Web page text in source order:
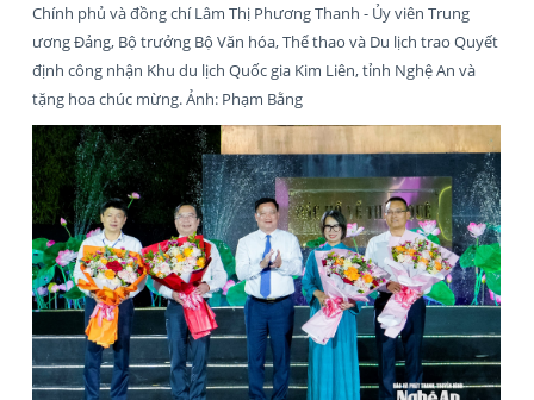
Chính phủ và đồng chí Lâm Thị Phương Thanh - Ủy viên Trung
ương Đảng, Bộ trưởng Bộ Văn hóa, Thể thao và Du lịch trao Quyết
định công nhận Khu du lịch Quốc gia Kim Liên, tỉnh Nghệ An và
tặng hoa chúc mừng. Ảnh: Phạm Bằng